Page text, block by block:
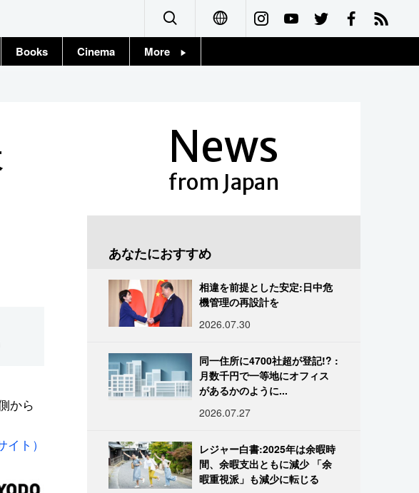
Français
Books Cinema More
から
ト）
News
from Japan
あなたにおすすめ
相違を前提とした安定:日中危
機管理の再設計を
2026.07.30
同一住所に4700社超が登記!? :
月数千円で一等地にオフィス
があるかのように...
2026.07.27
レジャー白書:2025年は余暇時
間、余暇支出ともに減少 「余
暇重視派」も減少に転じる